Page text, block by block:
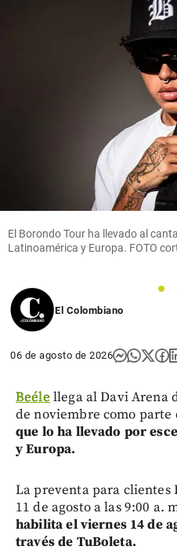
El Borondo Tour ha llevado al
Latinoamérica y Europa. FOTO
1
El Colombiano
06 de agosto de 2026
Beéle llega al Davi Arena
de noviembre como
que lo ha llevado por
y Europa.
La preventa para clientes
11 de agosto a las 9:00 a.
habilita el viernes 14 de
través de TuBoleta.